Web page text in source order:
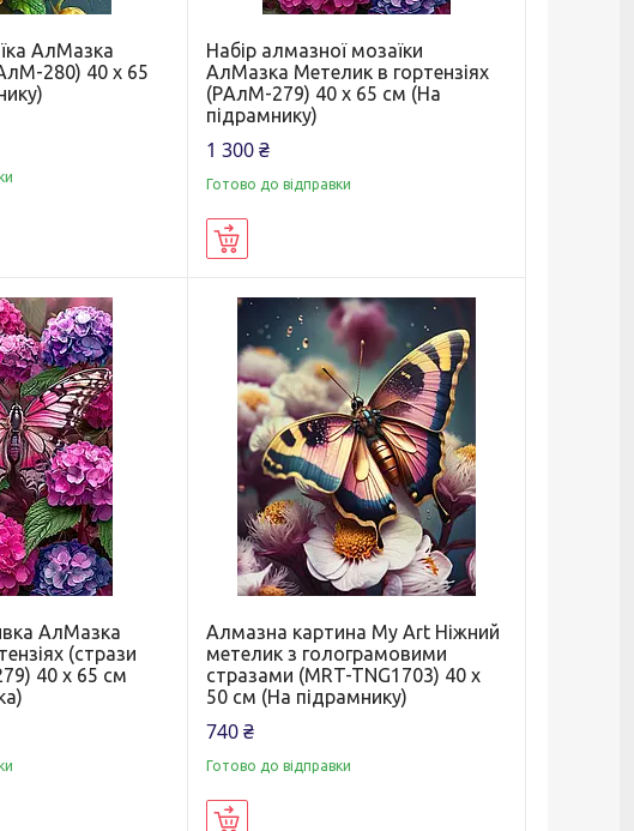
АлМазка
280) 40 х 65
Набір алмазної мозаїки
АлМазка Метелик в гортензіях
(PАлМ-279) 40 х 65 см (На
підрамнику)
1 300 ₴
Готово до відправки
АлМазка
(стрази
40 х 65 см
Алмазна картина My Art Ніжний
метелик з голограмовими
стразами (MRT-TNG1703) 40 х
50 см (На підрамнику)
740 ₴
Готово до відправки